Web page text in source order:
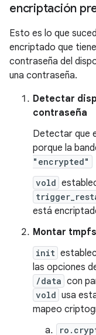
encriptación
Esto es lo que
encriptado que
contraseña del
una contraseña.
Detectar
contraseña
Detectar que
porque la
"encrypted"
vold
está
Montar tmpfs
init
las opciones
/data con
vold usa
mapeo